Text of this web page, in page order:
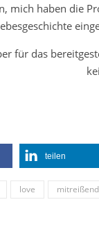
mich haben die
für das
teilen
love mitreißend